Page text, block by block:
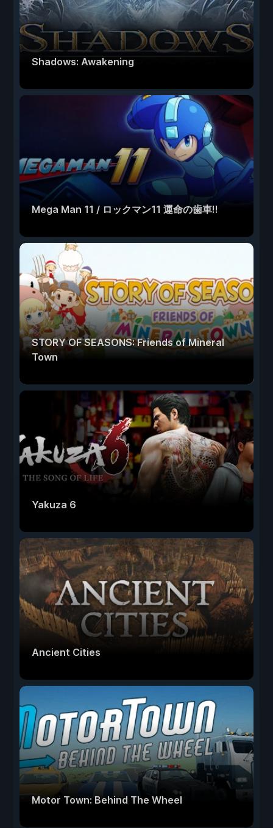
Shadows: Awakening
Mega Man 11 / ロックマン11 運命の歯車!!
STORY OF SEASONS: Friends of Mineral
Town
Yakuza 6
Ancient Cities
Motor Town: Behind The Wheel